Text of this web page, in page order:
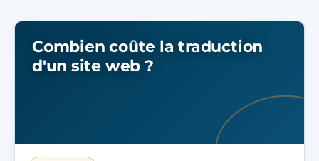
Combien coûte la traduction
d'un site web ?